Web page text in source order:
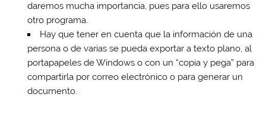
daremos mucha importancia, pues para ello usaremos
otro programa.
Hay que tener en cuenta que la información de una
persona o de varias se pueda exportar a texto plano, al
portapapeles de Windows o con un “copia y pega” para
compartirla por correo electrónico o para generar un
documento.